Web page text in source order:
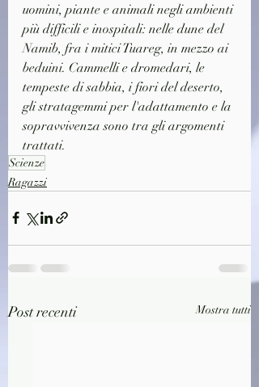
uomini, piante e animali negli ambienti
più difficili e inospitali: nelle dune del
Namib, fra i mitici Tuareg, in mezzo ai
beduini. Cammelli e dromedari, le
tempeste di sabbia, i fiori del deserto,
gli stratagemmi per l'adattamento e la
sopravvivenza sono tra gli argomenti
trattati.
Scienze
Ragazzi
Post recenti Mostra tutti